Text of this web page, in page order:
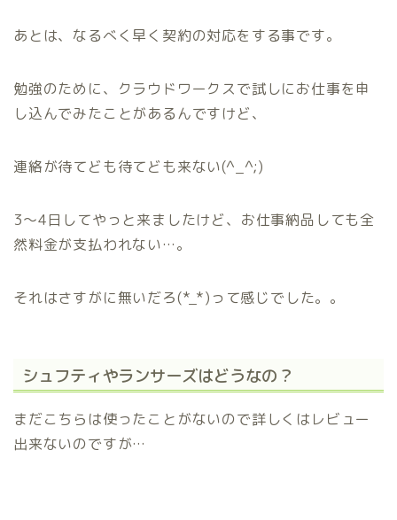
あとは、なるべく早く契約の対応をする事です。
勉強のために、クラウドワークスで試しにお仕事を申
し込んでみたことがあるんですけど、
連絡が待てども待てども来ない(^_^;)
3～4日してやっと来ましたけど、お仕事納品しても全
然料金が支払われない…。
それはさすがに無いだろ(*_*)って感じでした。。
シュフティやランサーズはどうなの？
まだこちらは使ったことがないので詳しくはレビュー
出来ないのですが…